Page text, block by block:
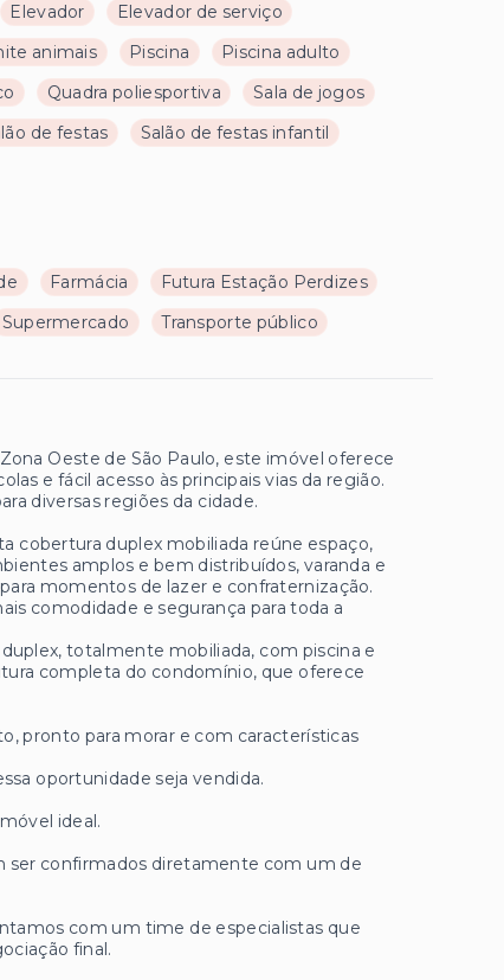
Elevador
Elevador de serviço
animais Piscina
Piscina adulto
Quadra poliesportiva
Sala de jogos
de festas
Salão de festas infantil
Farmácia
Futura Estação Perdizes
Supermercado Transporte público
Oeste de São Paulo, este imóvel oferece
e fácil acesso às principais vias da região.
diversas regiões da cidade.
cobertura duplex mobiliada reúne espaço,
amplos e bem distribuídos, varanda e
momentos de lazer e confraternização.
comodidade e segurança para toda a
totalmente mobiliada, com piscina e
completa do condomínio, que oferece
pronto para morar e com características
oportunidade seja vendida.
ideal.
ser confirmados diretamente com um de
com um time de especialistas que
final.